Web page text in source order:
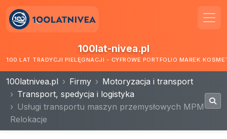
100lat-nivea.pl
100 LAT TRADYCJI PIELĘGNACJI - CYFROWE PORTFOLIO MAREK
100latnivea.pl Firmy
Motoryzacja i transport
Transport, spedycja i logistyka
Usługi transportu maszyn przemysłowych MPM
Relokacje